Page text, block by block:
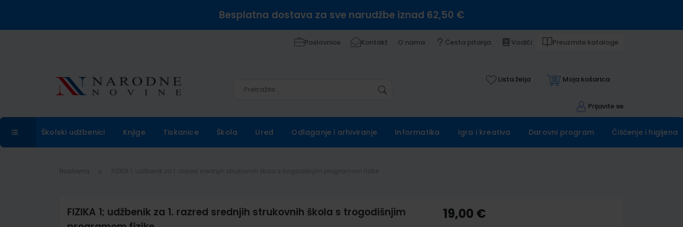
Besplatna dostava za sve narudžbe iznad 62,50 €
Poslovnice Kontakt O nama Česta pitanja Vodiči Preuzmite kataloge
Lista želja Moja košarica
Prijavite se
Školski udžbenici Knjige Tiskanice Škola Ured Odlaganje i arhiviranje Informatika Igra i kreativa Darovni program Čišćenje i higijena
Naslovna
FIZIKA 1; udžbenik za 1. razred srednjih strukovnih škola s trogodišnjim
19,00 €